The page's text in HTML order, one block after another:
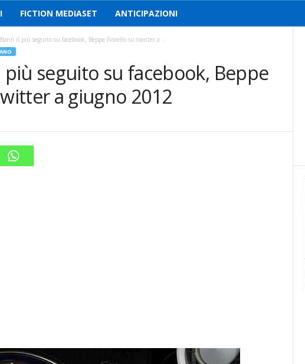
FICTION MEDIASET ANTICIPAZIONI
il più seguito su facebook, Beppe Fiorello su twitter a...
più seguito su facebook, Beppe
a giugno 2012